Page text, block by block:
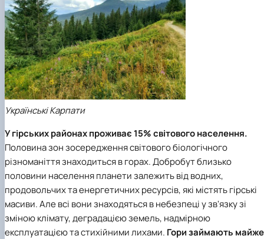
Українські Карпати
У гірських районах проживає 15% світового населення.
Половина зон зосередження світового біологічного
різноманіття знаходиться в горах. Добробут близько
половини населення планети залежить від водних,
продовольчих та енергетичних ресурсів, які містять гірські
масиви. Але всі вони знаходяться в небезпеці у зв'язку зі
зміною клімату, деградацією земель, надмірною
експлуатацією та стихійними лихами. Гори займають майже